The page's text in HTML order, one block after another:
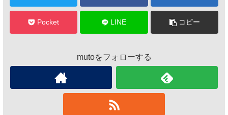
Pocket LINE コピー
mutoをフォローする